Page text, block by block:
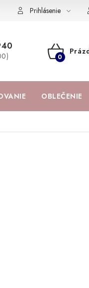
s influencermi
Prihlásenie
OBLEČENIE